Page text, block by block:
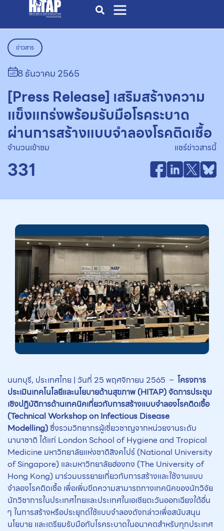
ข่าวสาร
8 ธันวาคม 2565
[Press Release] เสริมสร้างความ
แข็งแกร่งพร้อมรับมือโรคระบาด
ผ่านการสร้างแบบจำลองโรคติดเชื้อ
จำนวนเข้าชม
331
แชร์ข่าวสารนี้
นนทบุรี, ประเทศไทย | วันที่ 25 พฤศจิกายน 2565 – โครงการ
ประเมินเทคโนโลยีและนโยบายด้านสุขภาพ(HITAP) จัดการประชุม
เชิงปฏิบัติการด้านเทคนิคเกี่ยวกับการสร้างแบบจำลองโรคติดเชื้อ
(Technical Workshop on Infectious Disease
Modelling)ซึ่งรวมวิทยากรผู้เชี่ยวชาญจากหน่วยงานระดับ
นานาชาติ ได้แก่ London School of Hygiene and Tropical
Medicine มหาวิทยาลัยแห่งชาติสิงคโปร์ (National University
of Singapore) และมหาวิทยาลัยฮ่องกง (The University of
Hong Kong) มาร่วมบรรยายเกี่ยวกับการสร้างและใช้งานแบบ
จำลองโรคติดเชื้อ เพื่อเพิ่มขีดความสามารถทางเทคนิคของนักวิจัย
นักวิชาการในประเทศไทยและประเทศในเอเชียตะวันออกเฉียงใต้อื่น
ๆ ในการสร้างหรือประยุกต์ใช้แบบจำลองดังกล่าวเพื่อสนับสนุน
นโยบาย และเตรียมรับมือกับโรคระบาดในอนาคตสำหรับทุกประเทศ